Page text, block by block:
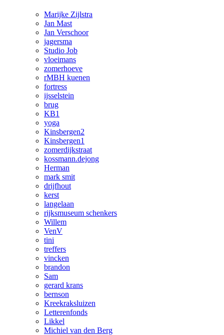
Marijke Zijlstra
Jan Mast
Jan Verschoor
jagersma
Studio Job
vloeimans
zomerhoeve
rMBH kuenen
fortress
ijsselstein
brug
KB1
yoga
Kinsbergen2
Kinsbergen1
zomerdijkstraat
kossmann.dejong
Herman
mark smit
drijfhout
kerst
langelaan
rijksmuseum schenkers
Willem
VenV
tini
treffers
vincken
brandon
Sam
gerard krans
bernson
Kreekraksluizen
Letterenfonds
Likkel
Michiel van den Berg